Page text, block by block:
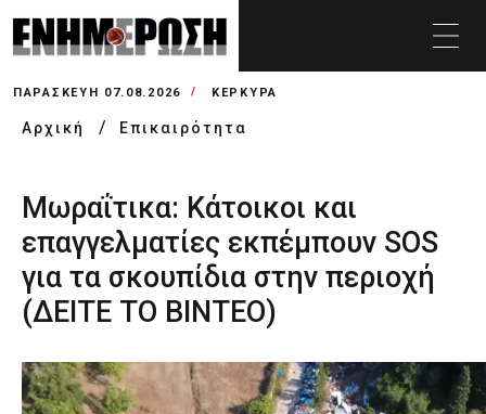
ΠΑΡΑΣΚΕΥΉ 07.08.2026 ΚΕΡΚΥΡΑ
Αρχική Επικαιρότητα
Μωραΐτικα: Κάτοικοι και
επαγγελματίες εκπέμπουν SOS
για τα σκουπίδια στην περιοχή
(ΔΕΙΤΕ ΤΟ ΒΙΝΤΕΟ)